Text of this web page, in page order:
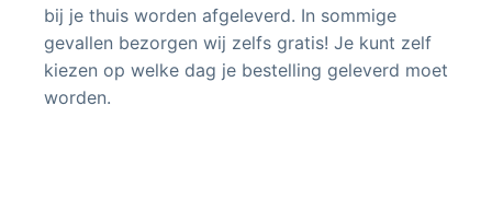
bij je thuis worden afgeleverd. In sommige
gevallen bezorgen wij zelfs gratis! Je kunt zelf
kiezen op welke dag je bestelling geleverd moet
worden.